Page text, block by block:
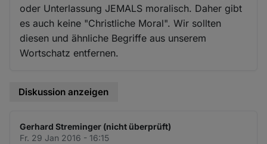
oder Unterlassung JEMALS moralisch. Daher gibt
es auch keine "Christliche Moral". Wir sollten
diesen und ähnliche Begriffe aus unserem
Wortschatz entfernen.
Diskussion anzeigen
Gerhard Streminger (nicht überprüft)
Fr. 29 Jan 2016 - 16:15